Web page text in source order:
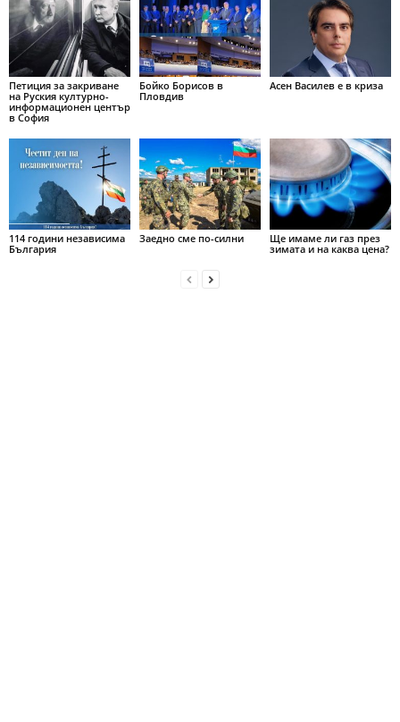
Петиция за закриване
на Руския културно-
информационен център
в София
Бойко Борисов в
Пловдив
Асен Василев е в криза
114 години независима
България
Заедно сме по-силни
Ще имаме ли газ през
зимата и на каква цена?